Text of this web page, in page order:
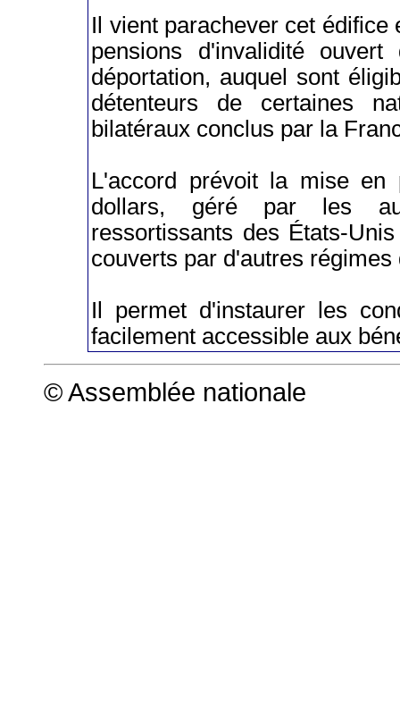
Il vient parachever cet
pensions d'invalidité
déportation, auquel sont
détenteurs de certaines
bilatéraux conclus par la
L'accord prévoit la mise
dollars, géré par les
ressortissants des États-
couverts par d'autres
Il permet d'instaurer les
facilement accessible aux
© Assemblée nationale